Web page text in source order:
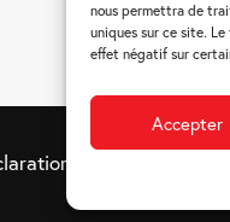
nous permettra de
uniques sur ce site.
effet négatif sur
Accepter
de confidentialité